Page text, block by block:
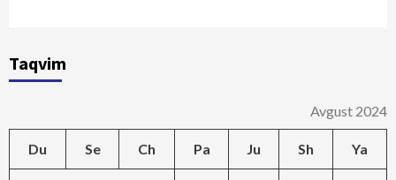
Taqvim
Avgust 2024
Du Se Ch Pa Ju Sh Ya